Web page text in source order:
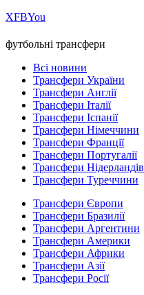
ХFBYou
футбольні трансфери
Всі новини
Трансфери України
Трансфери Англії
Трансфери Італії
Трансфери Іспанії
Трансфери Німеччини
Трансфери Франції
Трансфери Португалії
Трансфери Нідерландів
Трансфери Туреччини
Трансфери Європи
Трансфери Бразилії
Трансфери Аргентини
Трансфери Америки
Трансфери Африки
Трансфери Азії
Трансфери Росії